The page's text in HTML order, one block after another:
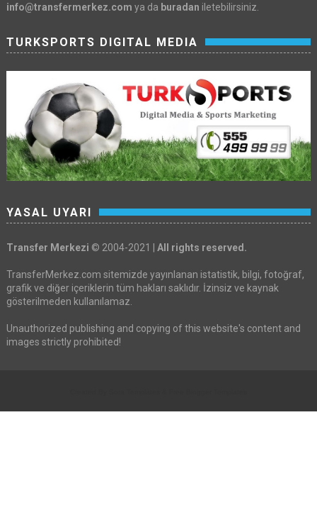
info@transfermerkez.com ya da buradan iletebilirsiniz.
TURKSPORTS DIGITAL MEDIA
YASAL UYARI
Transfer Merkezi © 2004-2021 | All rights reserved.
TransferMerkez.com sitemizde yayınlanan istatistik, bilgi, fotoğraf,
grafik ve diğer içeriklerin tüm hakları saklıdır. İzinsiz ve kaynak
gösterilmeden kullanılamaz.
Unauthorized publishing and copying of this website's content and
images strictly prohibited!